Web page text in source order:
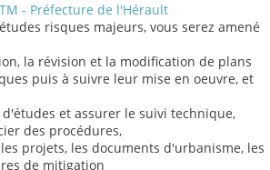
- Préfecture de l'Hérault
risques majeurs, vous serez amené
la révision et la modification de plans
puis à suivre leur mise en oeuvre, et
et assurer le suivi technique,
des procédures,
projets, les documents d'urbanisme, les
de mitigation